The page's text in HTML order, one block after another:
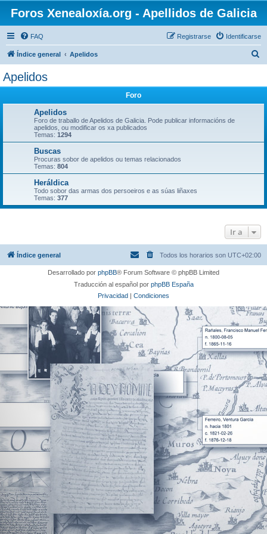
Foros Xenealoxía.org - Apellidos de Galicia
FAQ Identificarse
Registrarse
Índice general Apelidos
Apelidos
Foro
Apelidos
Foro de traballo de Apelidos de Galicia. Pode publicar informacións de
apelidos, ou modificar os xa publicados
Temas: 1294
Buscas
Procuras sobor de apelidos ou temas relacionados
Temas: 804
Heráldica
Todo sobor das armas dos persoeiros e as súas liñaxes
Temas: 377
Ir a
Índice general Todos los horarios son UTC+02:00
Desarrollado por phpBB® Forum Software © phpBB Limited
Traducción al español por phpBB España
Privacidad | Condiciones